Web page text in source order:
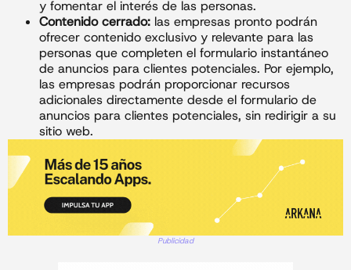
y fomentar el interés de las personas.
Contenido cerrado: las empresas pronto podrán
ofrecer contenido exclusivo y relevante para las
personas que completen el formulario instantáneo
de anuncios para clientes potenciales. Por ejemplo,
las empresas podrán proporcionar recursos
adicionales directamente desde el formulario de
anuncios para clientes potenciales, sin redirigir a su
sitio web.
Publicidad